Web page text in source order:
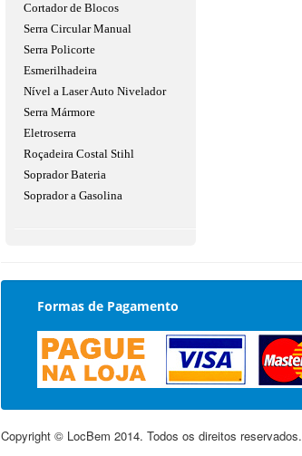
Cortador de Blocos
Serra Circular Manual
Serra Policorte
Esmerilhadeira
Nível a Laser Auto Nivelador
Serra Mármore
Eletroserra
Roçadeira Costal Stihl
Soprador Bateria
Soprador a Gasolina
Formas de Pagamento
Copyright © LocBem 2014. Todos os direitos reservados.